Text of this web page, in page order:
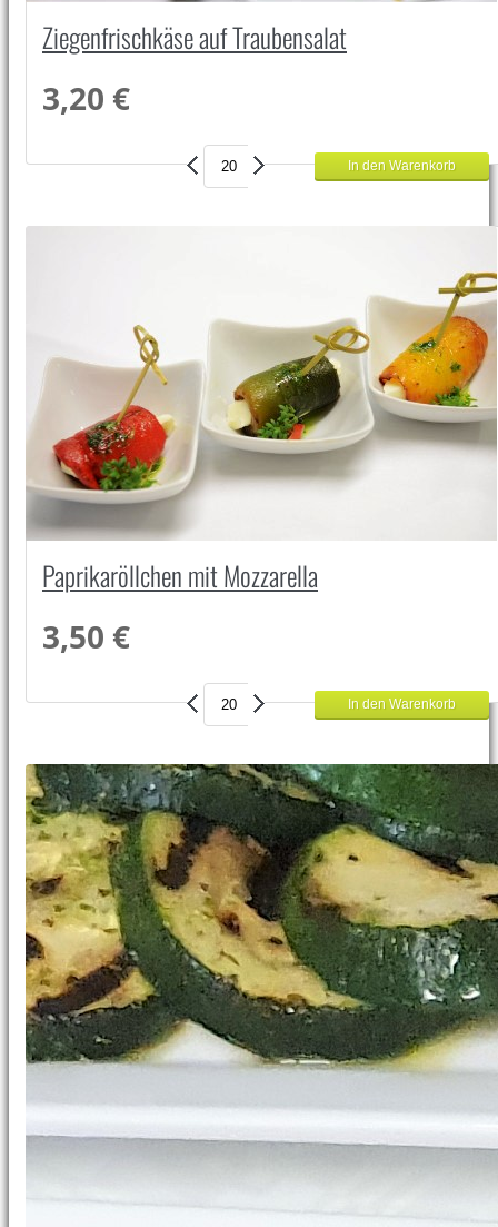
Ziegenfrischkäse auf Traubensalat
3,20 €
Paprikaröllchen mit Mozzarella
3,50 €